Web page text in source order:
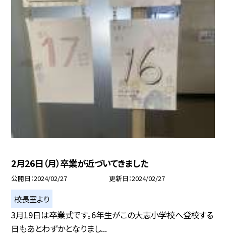
2月26日（月）卒業が近づいてきました
公開日 2024/02/27 更新日 2024/02/27
校長室より
3月19日は卒業式です。6年生がこの大志小学校へ登校する
日もあとわずかとなりまし...